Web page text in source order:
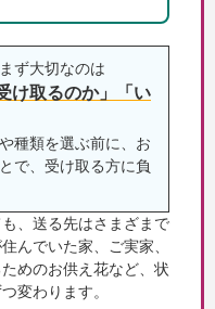
ず大切なのは
け取るのか」「い
種類を選ぶ前に、お
で、受け取る方に負
、送る先はさまざまで
んでいた家、ご実家、
めのお供え花など、状
変わります。